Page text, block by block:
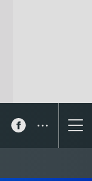
...